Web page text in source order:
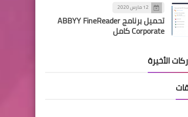
12 مارس 2020
تحميل برنامج ABBYY FineReader
Corporate كامل
الأخيرة